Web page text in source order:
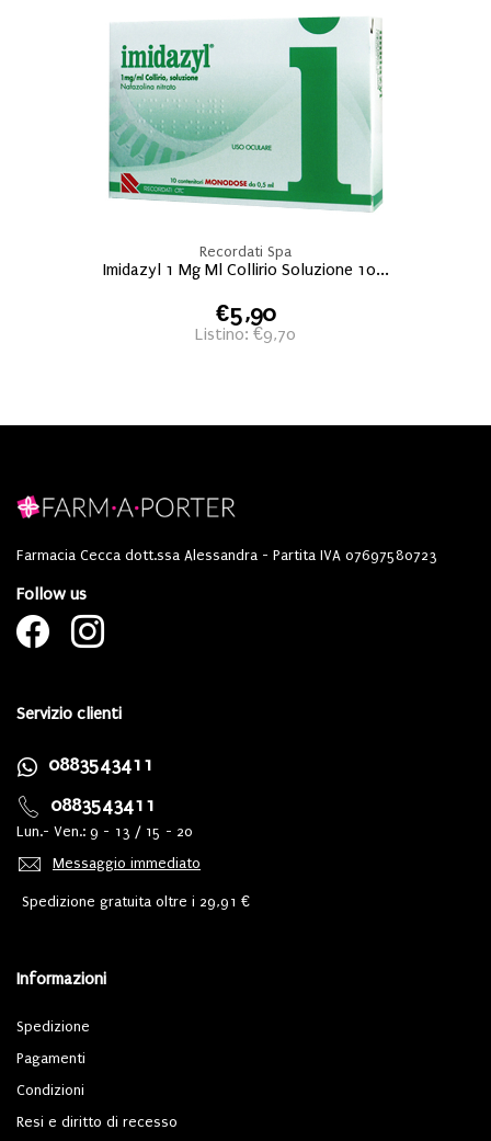
Recordati Spa
Imidazyl 1 Mg Ml Collirio Soluzione 10...
€5,90
Listino: €9,70
Farmacia Cecca dott.ssa Alessandra - Partita IVA 07697580723
Follow us
Servizio clienti
0883543411
0883543411
Lun.- Ven.: 9 - 13 / 15 - 20
Messaggio immediato
Spedizione gratuita oltre i 29,91 €
Informazioni
Spedizione
Pagamenti
Condizioni
Resi e diritto di recesso